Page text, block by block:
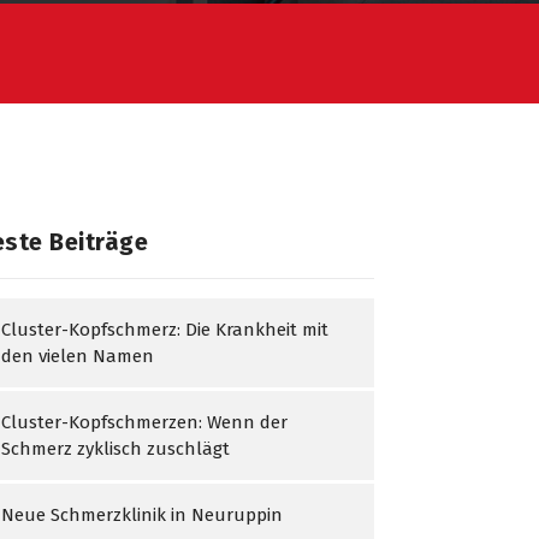
Beiträge
Cluster-Kopfschmerz: Die Krankheit mit
den vielen Namen
Cluster-Kopfschmerzen: Wenn der
Schmerz zyklisch zuschlägt
Neue Schmerzklinik in Neuruppin